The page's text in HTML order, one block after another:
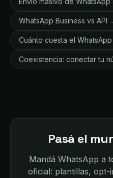
WhatsApp Business vs API
Cuánto cuesta el
Coexistencia: conectar tu
Pasá el
Mandá WhatsApp a
oficial: plantillas, opt-